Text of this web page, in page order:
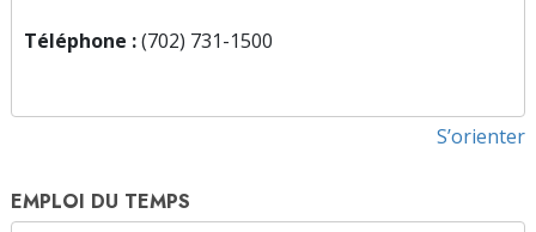
Téléphone :(702) 731-1500
S’orienter
EMPLOI DU TEMPS